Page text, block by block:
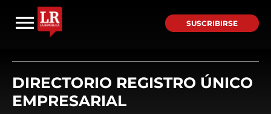
SUSCRIBIRSE
DIRECTORIO REGISTRO ÚNICO
EMPRESARIAL